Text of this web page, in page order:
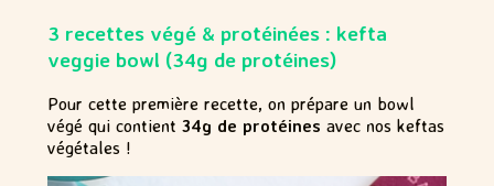
3 recettes végé & protéinées : kefta
veggie bowl (34g de protéines)
Pour cette première recette, on prépare un bowl
végé qui contient 34g de protéines avec nos keftas
végétales !